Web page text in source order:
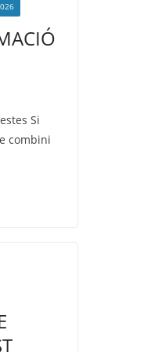
Si
combini